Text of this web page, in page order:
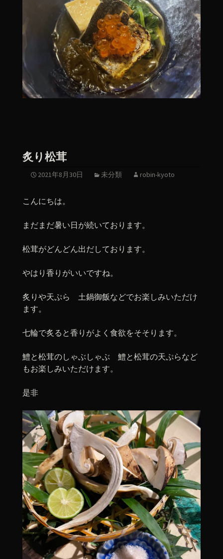
炙り松茸
2021年8月30日 未分類 robin-kyoto
こんにちは。
まだまだ暑い日が続いております。
松茸がどんどん出だしております。
やはり香りがいいですね。
炙りや天ぷら 土鍋御飯などでお楽しみいただけ
ます。
七輪で炙ると香りがよく食欲をそそります。
鱧と松茸のしゃぶしゃぶ 鱧と松茸の天ぷらなど
もお楽しみいただけます。
是非